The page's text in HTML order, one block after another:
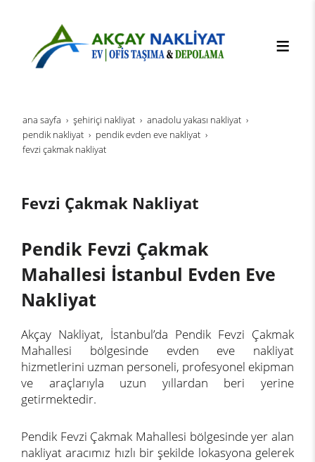
ana sayfa şehi̇ri̇çi̇ nakli̇yat
anadolu yakası nakliyat
pendik nakliyat
pendik evden eve nakliyat
fevzi çakmak nakliyat
Fevzi Çakmak Nakliyat
Pendik Fevzi Çakmak
Mahallesi İstanbul Evden Eve
Nakliyat
Akçay Nakliyat, İstanbul’da Pendik Fevzi Çakmak
Mahallesi bölgesinde evden eve nakliyat
hizmetlerini uzman personeli, profesyonel ekipman
ve araçlarıyla uzun yıllardan beri yerine
getirmektedir.
Pendik Fevzi Çakmak Mahallesi bölgesinde yer alan
nakliyat aracımız hızlı bir şekilde lokasyona gelerek